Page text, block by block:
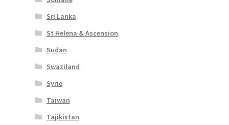
Sri Lanka
St Helena & Ascension
Sudan
Swaziland
Syrie
Taiwan
Tajikistan